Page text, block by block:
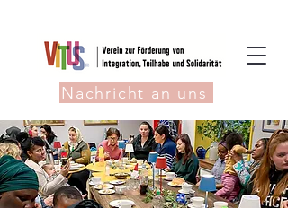
Nachricht an uns